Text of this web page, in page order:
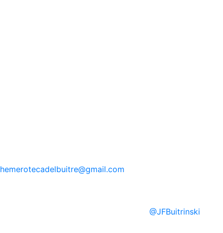
hemerotecadelbuitre@gmail.com
@JFBuitrinski